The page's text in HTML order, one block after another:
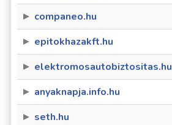
companeo.hu
epitokhazakft.hu
elektromosautobiztositas.hu
anyaknapja.info.hu
seth.hu